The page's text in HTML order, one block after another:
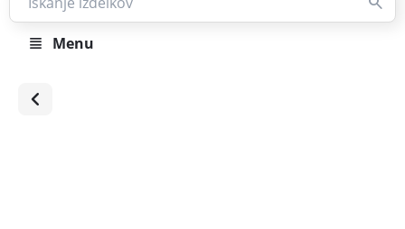
Menu